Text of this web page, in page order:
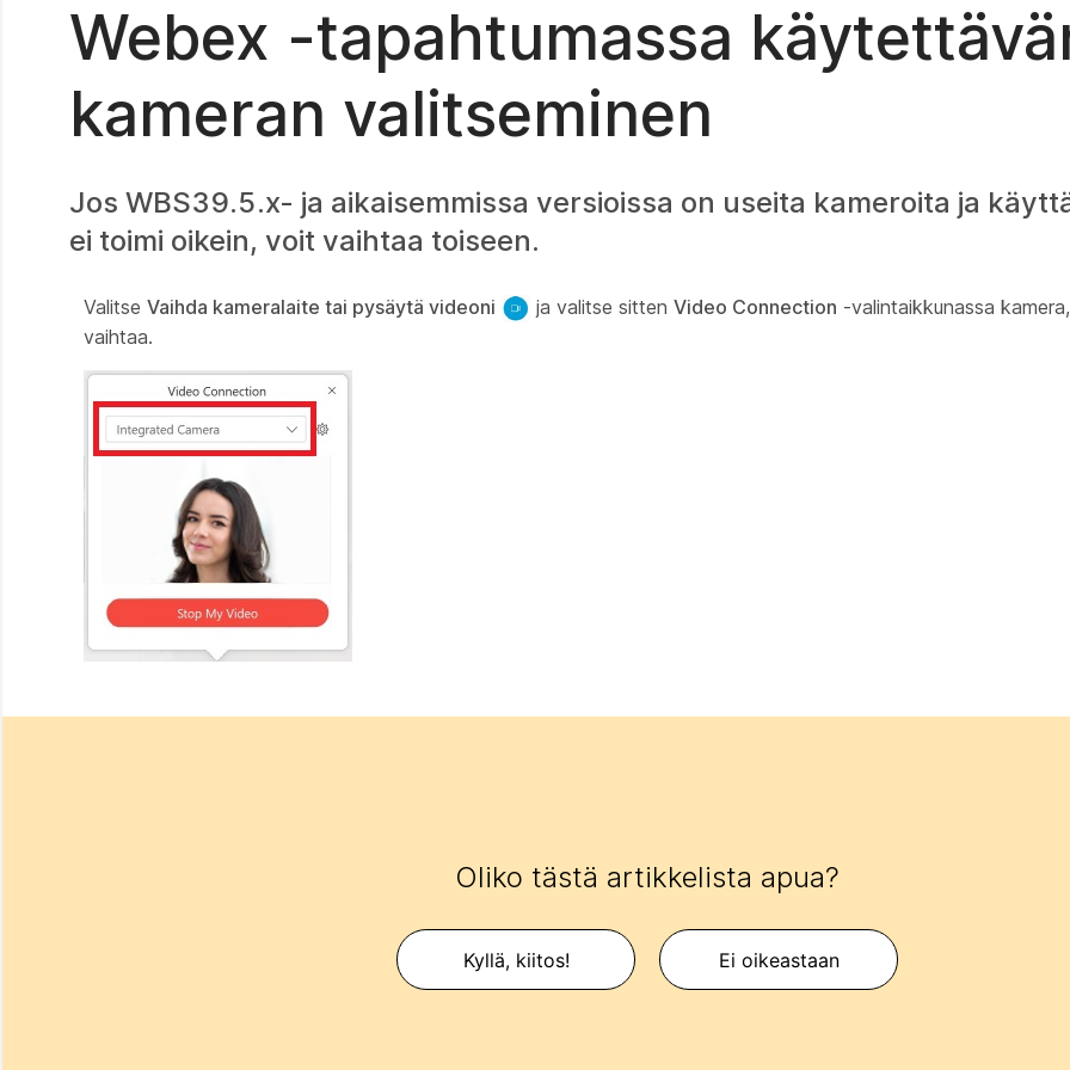
Webex -tapahtumassa
kameran valitseminen
Jos WBS39.5.x- ja aikaisemmissa versioissa on useita kameroita ja
ei toimi oikein, voit vaihtaa toiseen.
Valitse Vaihda kameralaite tai pysäytä videoni ja valitse sitten Video Connection -valintaikkunassa
vaihtaa.
Oliko tästä artikkelista apua?
Kyllä, kiitos! Ei oikeastaan